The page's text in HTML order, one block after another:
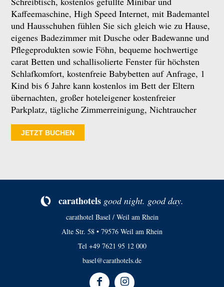
Kaffeemaschine, High Speed Internet, mit Bademantel
und Hausschuhen fühlen Sie sich gleich wie zu Hause,
eigenes Badezimmer mit Dusche oder Badewanne und
Pflegeprodukten sowie Föhn, bequeme hochwertige
carat Betten und schallisolierte Fenster für höchsten
Schlafkomfort, kostenfreie Babybetten auf Anfrage, 1
Kind bis 6 Jahre kann kostenlos im Bett der Eltern
übernachten, großer hoteleigener kostenfreier
Parkplatz, tägliche Zimmerreinigung, Nichtraucher
JETZT BUCHEN
ca­rat­ho­tels good night. good day.
carathotel Basel / Weil am Rhein
Alte Str. 58 • 79576 Weil am Rhein
Tel +49 7621 95 12 000
basel@carathotels.de